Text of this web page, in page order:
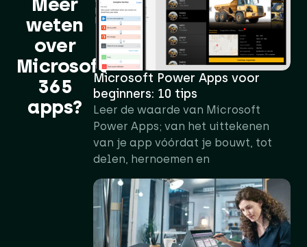
weten
over
Microsoft
365
apps?​
Microsoft Power Apps voor
beginners: 10 tips
Leer de waarde van Microsoft
Power Apps; van het uittekenen
van je app vóórdat je bouwt, tot
delen, hernoemen en